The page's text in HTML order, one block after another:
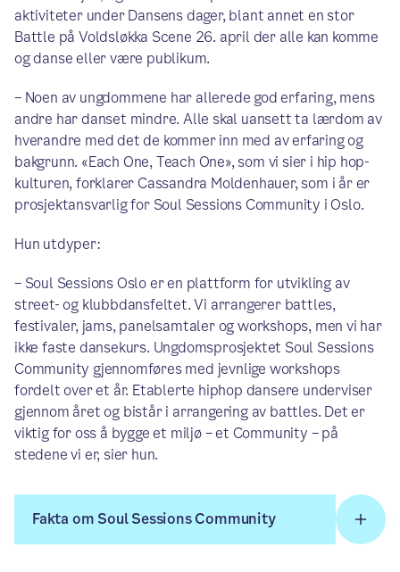
aktiviteter under Dansens dager, blant annet en stor
Battle på Voldsløkka Scene 26. april der alle kan komme
og danse eller være publikum.
– Noen av ungdommene har allerede god erfaring, mens
andre har danset mindre. Alle skal uansett ta lærdom av
hverandre med det de kommer inn med av erfaring og
bakgrunn. «Each One, Teach One», som vi sier i hip hop-
kulturen, forklarer Cassandra Moldenhauer, som i år er
prosjektansvarlig for Soul Sessions Community i Oslo.
Hun utdyper:
– Soul Sessions Oslo er en plattform for utvikling av
street- og klubbdansfeltet. Vi arrangerer battles,
festivaler, jams, panelsamtaler og workshops, men vi har
ikke faste dansekurs. Ungdomsprosjektet Soul Sessions
Community gjennomføres med jevnlige workshops
fordelt over et år. Etablerte hiphop dansere underviser
gjennom året og bistår i arrangering av battles. Det er
viktig for oss å bygge et miljø – et Community – på
stedene vi er, sier hun.
Fakta om Soul Sessions Community